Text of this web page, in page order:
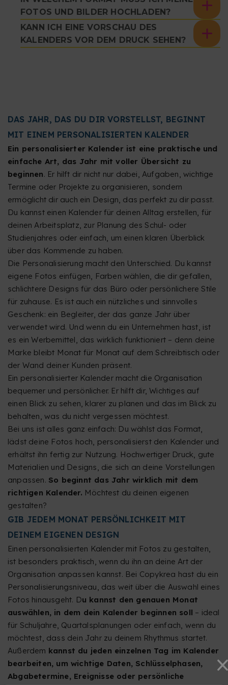
FOTOS UND BILDER HOCHLADEN?
KANN ICH EINE VORSCHAU DES
KALENDERS VOR DEM DRUCK SEHEN?
DAS JAHR, DAS DU DIR VORSTELLST, BEGINNT
MIT EINEM PERSONALISIERTEN KALENDER
Ein personalisierter Kalender ist eine praktische und
einfache Art, das Jahr mit voller Übersicht zu
beginnen. Er hilft dir nicht nur dabei, Aufgaben, wichtige
Termine oder Projekte zu organisieren, sondern
ermöglicht dir auch ein Design, das perfekt zu dir passt.
Du kannst einen Kalender für deinen Alltag erstellen, für
deinen Arbeitsplatz, zur Planung des Schul- oder
Studienjahres oder einfach, um einen klaren Überblick
über das Kommende zu haben.
Die Personalisierung macht den Unterschied. Du kannst
eigene Fotos einfügen, Farben wählen, die dir gefallen,
schlichtere Designs für das Büro oder persönlichere Stile
für zuhause. Es ist auch ein nützliches und sinnvolles
Geschenk: ein Begleiter, der das ganze Jahr über
verwendet wird. Und wenn du ein Unternehmen hast, ist
es ein Werbemittel, das wirklich funktioniert – denn deine
Marke bleibt Monat für Monat auf dem Schreibtisch oder
der Wand deiner Kunden präsent.
Ein personalisierter Kalender macht die Organisation
bequemer und persönlicher. Er hilft dir, Wichtiges auf
einen Blick zu sehen, klarer zu planen und das im Blick zu
behalten, was du nicht vergessen möchtest.
Bei uns ist alles ganz einfach: Du wählst das Format,
lädst deine Fotos hoch, personalisierst den Kalender und
erhältst ihn fertig zur Nutzung. Hochwertiger Druck, gute
Materialien und Designs, die sich an deine Vorstellungen
anpassen. So beginnt das Jahr wirklich mit dem
richtigen Kalender. Möchtest du deinen eigenen
gestalten?
GIB JEDEM MONAT PERSÖNLICHKEIT MIT
DEINEM EIGENEN DESIGN
Einen personalisierten Kalender mit Fotos zu gestalten,
ist besonders praktisch, wenn du ihn an deine Art der
Organisation anpassen kannst. Bei Copykrea hast du ein
Personalisierungsniveau, das weit über die Auswahl eines
Fotos hinausgeht. Du kannst den genauen Monat
auswählen, in dem dein Kalender beginnen soll – ideal
für Schuljahre, Quartalsplanungen oder einfach, wenn du
möchtest, dass dein Jahr zu deinem Rhythmus startet.
Außerdem kannst du jeden einzelnen Tag im Kalender
bearbeiten, um wichtige Daten, Schlüsselphasen,
Abgabetermine, Ereignisse oder persönliche